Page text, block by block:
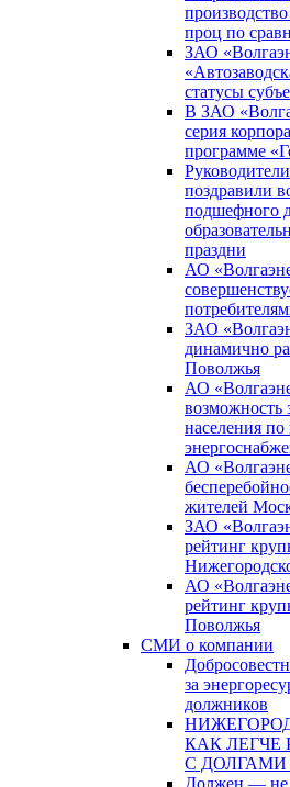
проц по
ЗАО
статусы
В ЗАО
серия
программе
поздравили
подшефного
праздни
АО
ЗАО
динамично
Поволжья
АО
возможность
населения
АО
жителей
ЗАО
рейтинг
АО
рейтинг
Поволжья
СМИ о компании
за
должников
КАК ЛЕГЧЕ
С ДОЛГАМИ